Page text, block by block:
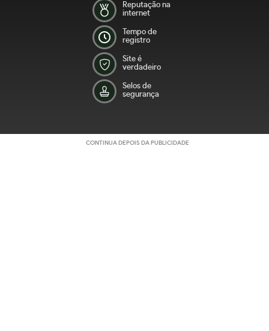
Reputação na
internet
Tempo de
registro
Site é
verdadeiro
Selos de
segurança
CONTINUA DEPOIS DA PUBLICIDADE